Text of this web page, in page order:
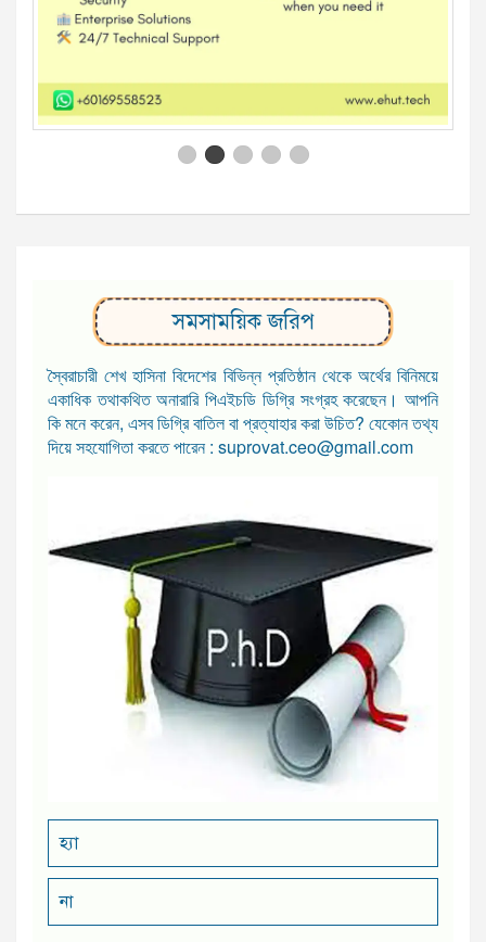
সমসাময়িক জরিপ
স্বৈরাচারী শেখ হাসিনা বিদেশের বিভিন্ন প্রতিষ্ঠান থেকে অর্থের বিনিময়ে
একাধিক তথাকথিত অনারারি পিএইচডি ডিগ্রি সংগ্রহ করেছেন। আপনি
কি মনে করেন, এসব ডিগ্রি বাতিল বা প্রত্যাহার করা উচিত? যেকোন তথ্য
দিয়ে সহযোগিতা করতে পারেন : suprovat.ceo@gmail.com
হ্যা
না